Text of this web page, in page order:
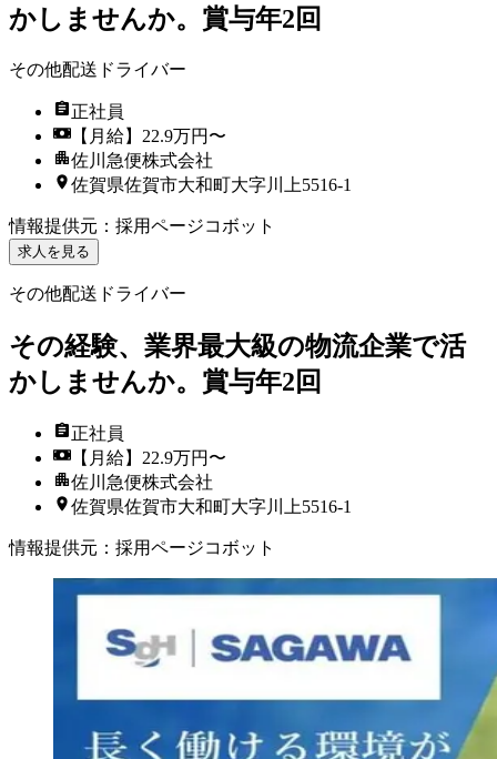
かしませんか。賞与年2回
その他配送ドライバー
正社員
【月給】22.9万円〜
佐川急便株式会社
佐賀県佐賀市大和町大字川上5516-1
情報提供元 ： 採用ページコボット
求人を見る
その他配送ドライバー
その経験、業界最大級の物流企業で活
かしませんか。賞与年2回
正社員
【月給】22.9万円〜
佐川急便株式会社
佐賀県佐賀市大和町大字川上5516-1
情報提供元 ： 採用ページコボット